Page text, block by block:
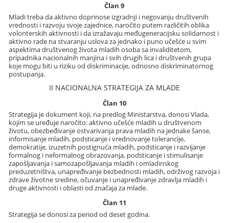
Član 9
Mladi treba da aktivno doprinose izgradnji i negovanju društvenih
vrednosti i razvoju svoje zajednice, naročito putem različitih oblika
volonterskih aktivnosti i da izražavaju međugeneracijsku solidarnost i
aktivno rade na stvaranju uslova za jednako i puno učešće u svim
aspektima društvenog života mladih osoba sa invaliditetom,
pripadnika nacionalnih manjina i svih drugih lica i društvenih grupa
koje mogu biti u riziku od diskriminacije, odnosno diskriminatornog
postupanja.
II NACIONALNA STRATEGIJA ZA MLADE
Član 10
Strategija je dokument koji, na predlog Ministarstva, donosi Vlada,
kojim se uređuje naročito: aktivno učešće mladih u društvenom
životu, obezbeđivanje ostvarivanja prava mladih na jednake šanse,
informisanje mladih, podsticanje i vrednovanje tolerancije,
demokratije, izuzetnih postignuća mladih, podsticanje i razvijanje
formalnog i neformalnog obrazovanja, podsticanje i stimulisanje
zapošljavanja i samozapošljavanja mladih i omladinskog
preduzetništva, unapređivanje bezbednosti mladih, održivog razvoja i
zdrave životne sredine, očuvanje i unapređivanje zdravlja mladih i
druge aktivnosti i oblasti od značaja za mlade.
Član 11
Strategija se donosi za period od deset godina.